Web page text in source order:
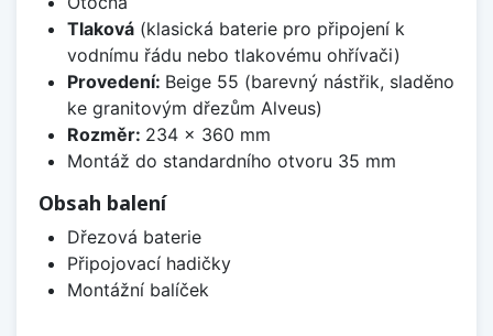
Tlaková(klasická baterie pro připojení k
vodnímu řádu nebo tlakovému ohřívači)
Provedení: Beige 55 (barevný nástřik, sladěno
ke granitovým dřezům Alveus)
Rozměr: 234 x 360 mm
Montáž do standardního otvoru 35 mm
Obsah balení
Dřezová baterie
Připojovací hadičky
Montážní balíček